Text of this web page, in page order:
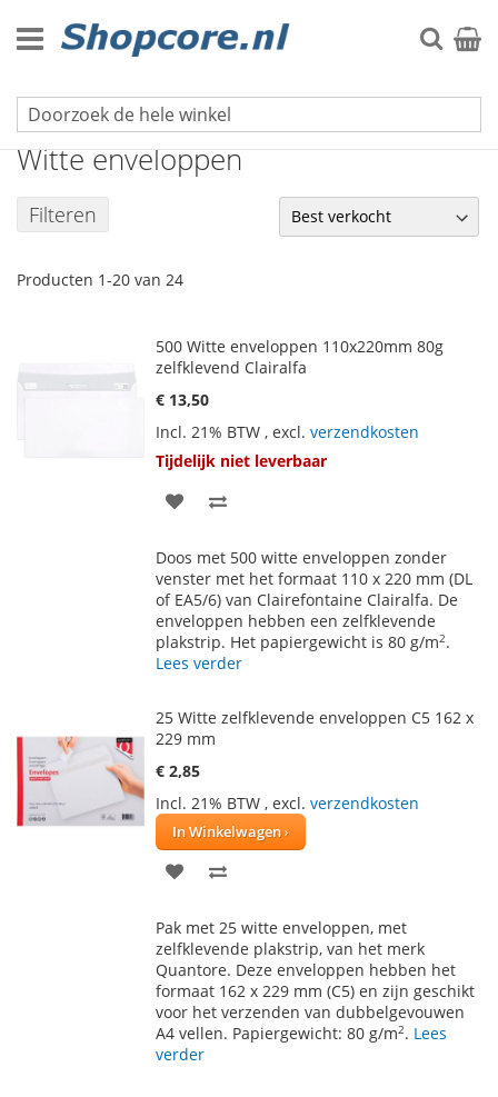
naar
de
Zoek
Enveloppen
Witte enveloppen
Filteren
Producten 1-20 van 24
500 Witte enveloppen 110x220mm 80g
zelfklevend Clairalfa
€ 13,50
Incl. 21% BTW , excl. verzendkosten
Tijdelijk niet leverbaar
VOEG
AAN
VERLANGLIJST
TE
VERGELIJKEN
Doos met 500 witte enveloppen zonder
venster met het formaat 110 x 220 mm (DL
of EA5/6) van Clairefontaine Clairalfa. De
enveloppen hebben een zelfklevende
plakstrip. Het papiergewicht is 80 g/m2.
Lees verder
25 Witte zelfklevende enveloppen C5 162 x
229 mm
€ 2,85
Incl. 21% BTW , excl. verzendkosten
In Winkelwagen
VOEG
AAN
VERLANGLIJST
TE
VERGELIJKEN
Pak met 25 witte enveloppen, met
zelfklevende plakstrip, van het merk
Quantore. Deze enveloppen hebben het
formaat 162 x 229 mm (C5) en zijn geschikt
voor het verzenden van dubbelgevouwen
A4 vellen. Papiergewicht: 80 g/m2. Lees
verder